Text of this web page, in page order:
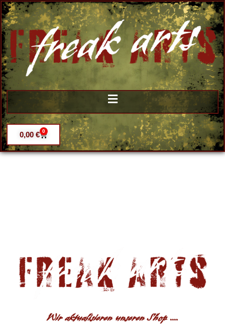
0,00 € 0
Wir aktualisieren unseren Shop ....